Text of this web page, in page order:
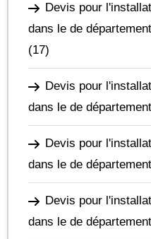
Devis pour
dans le de
(17)
Devis pour
dans le de
Devis pour
dans le de
Devis pour
dans le de